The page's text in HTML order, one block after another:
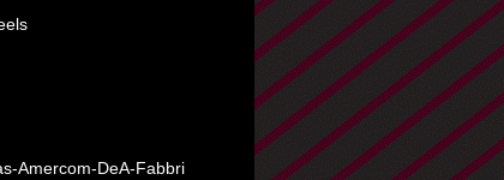
Amercom-DeA-Fabbri